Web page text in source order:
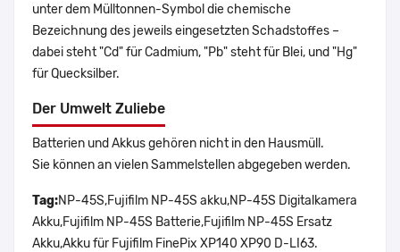
unter dem Mülltonnen-Symbol die chemische
Bezeichnung des jeweils eingesetzten Schadstoffes –
dabei steht "Cd" für Cadmium, "Pb" steht für Blei, und "Hg"
für Quecksilber.
Der Umwelt Zuliebe
Batterien und Akkus gehören nicht in den Hausmüll.
Sie können an vielen Sammelstellen abgegeben werden.
Tag:NP-45S,Fujifilm NP-45S akku,NP-45S Digitalkamera
Akku,Fujifilm NP-45S Batterie,Fujifilm NP-45S Ersatz
Akku,Akku für Fujifilm FinePix XP140 XP90 D-LI63.